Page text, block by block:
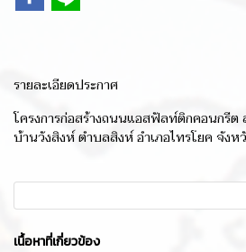
รายละเอียดประกาศ
โครงการก่อสร้างถนนแอสฟัลท์ติกคอนกรีต
บ้านวังสิงห์ ตำบลสิงห์ อำเภอไทรโยค จัง
เนื้อหาที่เกี่ยวข้อง